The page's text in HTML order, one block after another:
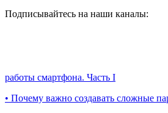
Подписывайтесь на наши каналы:
работы смартфона. Часть I
• Почему важно создавать сложные